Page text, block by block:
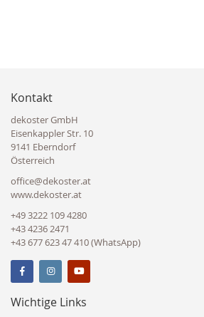
Kontakt
dekoster GmbH
Eisenkappler Str. 10
9141 Eberndorf
Österreich
office@dekoster.at
www.dekoster.at
+49 3222 109 4280
+43 4236 2471
+43 677 623 47 410 (WhatsApp)
Wichtige Links